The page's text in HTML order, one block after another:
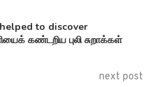
helped to discover
கண்டறிய புலி சுறாக்கள்
next post